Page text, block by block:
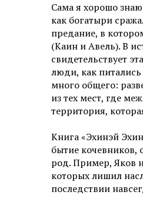
Сама я хорошо
как богатыри
предание, в
(Каин и Авель). В
свидетельствует
люди, как
много общего:
из тех мест, где
территория,
Книга «Эхинэй
бытие кочевников,
род. Пример, Яков
которых лишил
последствии